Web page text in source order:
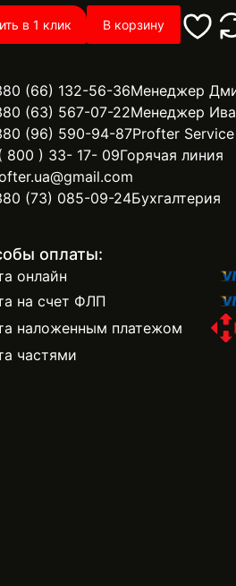
в 1 клик В корзину
(66) 132-56-36Менеджер
(63) 567-07-22Менеджер
(96) 590-94-87Profter Service
800 ) 33- 17- 09Горячая линия
(73) 085-09-24Бухгалтерия
оплаты:
онлайн
на счет ФЛП
наложенным платежом
частями